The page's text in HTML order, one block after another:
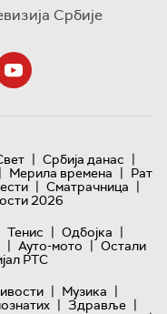
Србије
| Србија данас |
| Мерила времена | Рат
| Сматрачница |
2026
Тенис | Одбојка |
| Ауто-мото | Остали
РТС
| Музика |
| Здравље |